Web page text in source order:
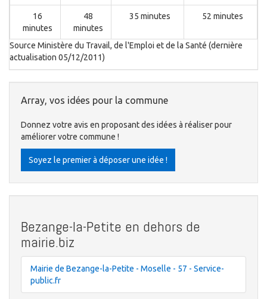
16
minutes
48
minutes
35 minutes 52 minutes
Source Ministère du Travail, de l'Emploi et de la Santé (dernière
actualisation 05/12/2011)
Array, vos idées pour la commune
Donnez votre avis en proposant des idées à réaliser pour
améliorer votre commune !
Soyez le premier à déposer une idée !
Bezange-la-Petite en dehors de
mairie.biz
Mairie de Bezange-la-Petite - Moselle - 57 - Service-
public.fr